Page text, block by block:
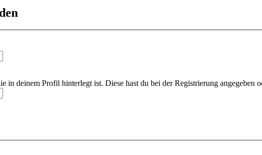
in deinem Profil hinterlegt ist. Diese hast du bei der Registrierung angegeben